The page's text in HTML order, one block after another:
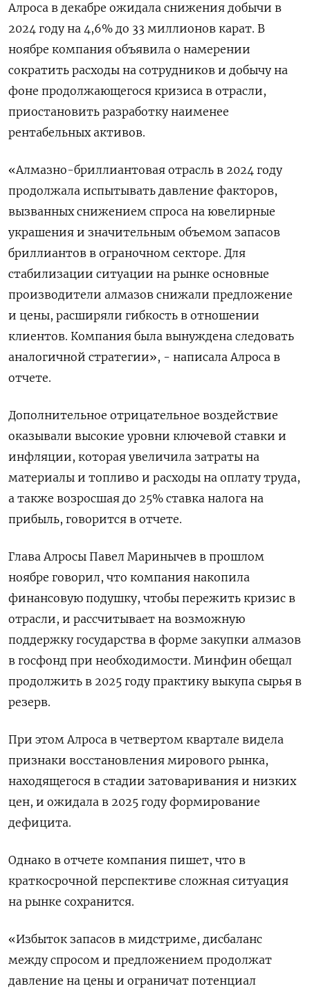
Алроса в декабре ожидала снижения добычи в
2024 году на 4,6% до 33 миллионов карат. В
ноябре компания объявила о намерении
сократить расходы на сотрудников и добычу на
фоне продолжающегося кризиса в отрасли,
приостановить разработку наименее
рентабельных активов.
«Алмазно-бриллиантовая отрасль в 2024 году
продолжала испытывать давление факторов,
вызванных снижением спроса на ювелирные
украшения и значительным объемом запасов
бриллиантов в ограночном секторе. Для
стабилизации ситуации на рынке основные
производители алмазов снижали предложение
и цены, расширяли гибкость в отношении
клиентов. Компания была вынуждена следовать
аналогичной стратегии», - написала Алроса в
отчете.
Дополнительное отрицательное воздействие
оказывали высокие уровни ключевой ставки и
инфляции, которая увеличила затраты на
материалы и топливо и расходы на оплату труда,
а также возросшая до 25% ставка налога на
прибыль, говорится в отчете.
Глава Алросы Павел Маринычев в прошлом
ноябре говорил, что компания накопила
финансовую подушку, чтобы пережить кризис в
отрасли, и рассчитывает на возможную
поддержку государства в форме закупки алмазов
в госфонд при необходимости. Минфин обещал
продолжить в 2025 году практику выкупа сырья в
резерв.
При этом Алроса в четвертом квартале видела
признаки восстановления мирового рынка,
находящегося в стадии затоваривания и низких
цен, и ожидала в 2025 году формирование
дефицита.
Однако в отчете компания пишет, что в
краткосрочной перспективе сложная ситуация
на рынке сохранится.
«Избыток запасов в мидстриме, дисбаланс
между спросом и предложением продолжат
давление на цены и ограничат потенциал